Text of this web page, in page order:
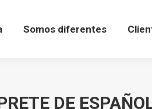
Somos diferentes
DE